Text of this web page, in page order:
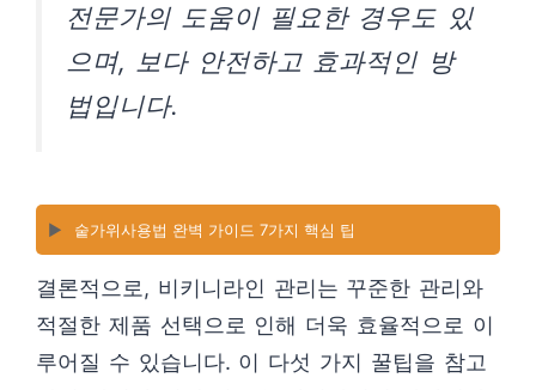
전문가의 도움이 필요한 경우도 있
으며, 보다 안전하고 효과적인 방
법입니다.
▶️ 숱가위사용법 완벽 가이드 7가지 핵심 팁
결론적으로, 비키니라인 관리는 꾸준한 관리와
적절한 제품 선택으로 인해 더욱 효율적으로 이
루어질 수 있습니다. 이 다섯 가지 꿀팁을 참고